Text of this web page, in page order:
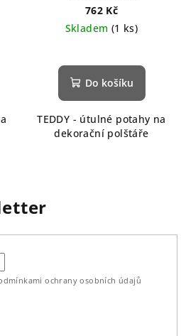
762 Kč
Skladem (1 ks)
Do košíku
TEDDY - útulné potahy na
dekorační polštáře
ochrany osobních údajů